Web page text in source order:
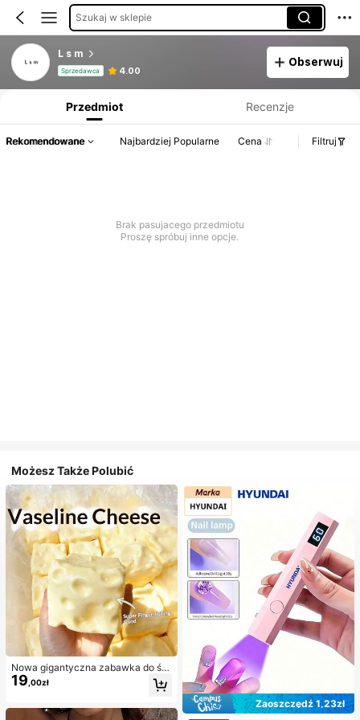
Szukaj w sklepie
L s m
Sprzedawca 4.00
Obserwuj
Informacje o produkcie: Ujawnienie ceny, dane dotyczące sprzedaży i stanu magazynowego.
Przedmiot Recenzje
Rekomendowane Najbardziej Popularne Cena Filtruj
Brak pasujacego przedmiotu
Proszę spróbuj inne opcje.
Możesz Także Polubić
Nowa gigantyczna zabawka do ści
skania w kształcie sera z nadzienie
m, kwadratowa piłka serowa do ści
a, powolne odbijanie, obudowa z T
19,00zł
Zaoszczędź 1,23zł